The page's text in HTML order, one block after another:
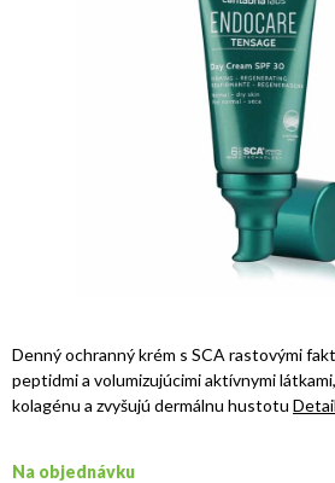
Denný ochranný krém s SCA rastovými
peptidmi a volumizujúcimi aktívnymi
kolagénu a zvyšujú dermálnu hustotu
Na objednávku